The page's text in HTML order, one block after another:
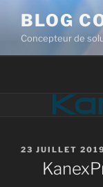
BLOG
Concepteur de
23 JUILLET